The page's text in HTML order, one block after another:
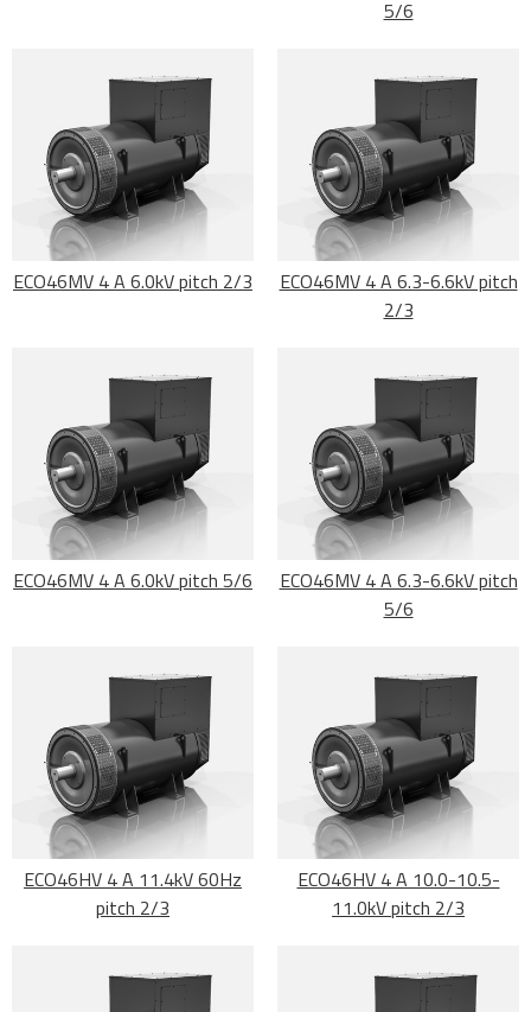
5/6
ECO46MV 4 A 6.0kV pitch 2/3
ECO46MV 4 A 6.3-6.6kV pitch
2/3
ECO46MV 4 A 6.0kV pitch 5/6
ECO46MV 4 A 6.3-6.6kV pitch
5/6
ECO46HV 4 A 11.4kV 60Hz
pitch 2/3
ECO46HV 4 A 10.0-10.5-
11.0kV pitch 2/3